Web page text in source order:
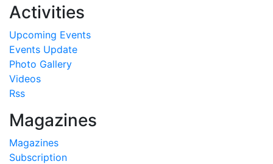
Activities
Upcoming Events
Events Update
Photo Gallery
Videos
Rss
Magazines
Magazines
Subscription